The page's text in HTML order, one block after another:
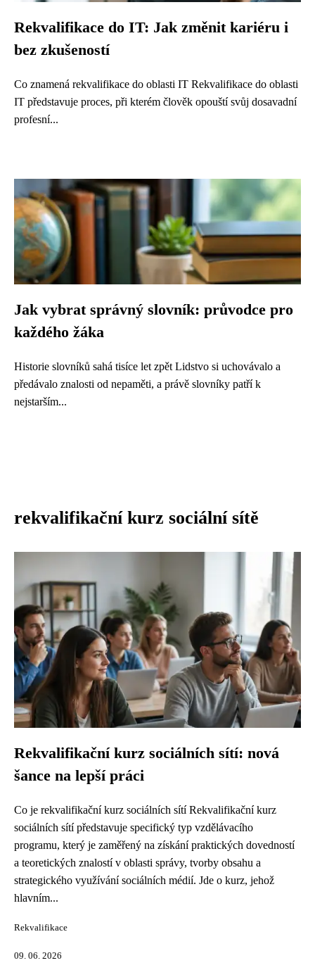
Rekvalifikace do IT: Jak změnit kariéru i
bez zkušeností
Co znamená rekvalifikace do oblasti IT Rekvalifikace do oblasti
IT představuje proces, při kterém člověk opouští svůj dosavadní
profesní...
Jak vybrat správný slovník: průvodce pro
každého žáka
Historie slovníků sahá tisíce let zpět Lidstvo si uchovávalo a
předávalo znalosti od nepaměti, a právě slovníky patří k
nejstarším...
rekvalifikační kurz sociální sítě
Rekvalifikační kurz sociálních sítí: nová
šance na lepší práci
Co je rekvalifikační kurz sociálních sítí Rekvalifikační kurz
sociálních sítí představuje specifický typ vzdělávacího
programu, který je zaměřený na získání praktických dovedností
a teoretických znalostí v oblasti správy, tvorby obsahu a
strategického využívání sociálních médií. Jde o kurz, jehož
hlavním...
Rekvalifikace
09. 06. 2026